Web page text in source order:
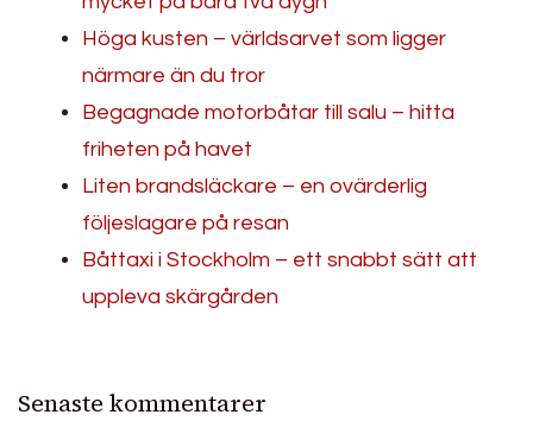
Höga kusten – världsarvet som ligger
närmare än du tror
Begagnade motorbåtar till salu – hitta
friheten på havet
Liten brandsläckare – en ovärderlig
följeslagare på resan
Båttaxi i Stockholm – ett snabbt sätt att
uppleva skärgården
Senaste kommentarer